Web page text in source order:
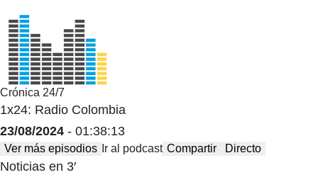
Crónica 24/7
1x24: Radio Colombia
23/08/2024 - 01:38:13
Ver más episodios Ir al podcast Compartir Directo
Noticias en 3′